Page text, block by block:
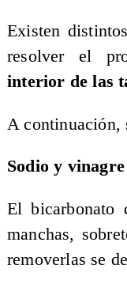
Existen
resolver el
interior de las
A continuación,
Sodio y vinagre
El bicarbonato
manchas,
removerlas se